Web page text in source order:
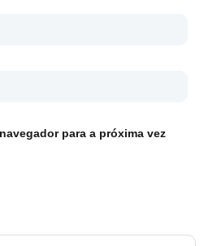
para a próxima vez